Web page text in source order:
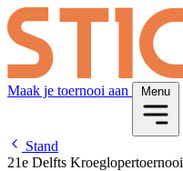
Maak je toernooi aan Menu
Stand
21e Delfts Kroeglopertoernooi